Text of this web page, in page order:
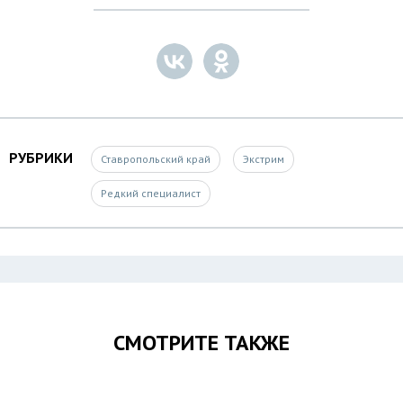
РУБРИКИ Ставропольский край Экстрим
Редкий специалист
СМОТРИТЕ ТАКЖЕ